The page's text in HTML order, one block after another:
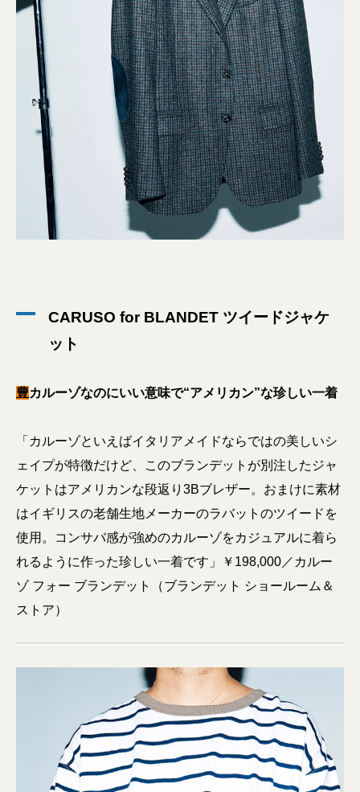
CARUSO for BLANDET ツイードジャケ
ット
豊カルーゾなのにいい意味で“アメリカン”な珍しい一着
「カルーゾといえばイタリアメイドならではの美しいシ
ェイプが特徴だけど、このブランデットが別注したジャ
ケットはアメリカンな段返り3Bブレザー。おまけに素材
はイギリスの老舗生地メーカーのラバットのツイードを
使用。コンサバ感が強めのカルーゾをカジュアルに着ら
れるように作った珍しい一着です」￥198,000／カルー
ゾ フォー ブランデット（ブランデット ショールーム＆
ストア）